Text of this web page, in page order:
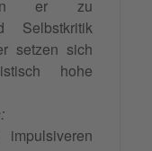
er zu
Selbstkritik
setzen sich
hohe